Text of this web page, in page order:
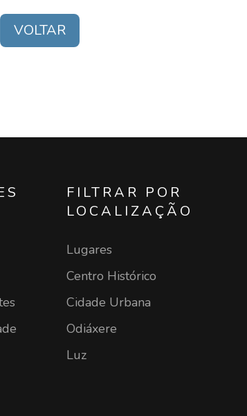
VOLTAR
FILTRAR POR
LOCALIZAÇÃO
Lugares
Centro Histórico
Cidade Urbana
Odiáxere
Luz